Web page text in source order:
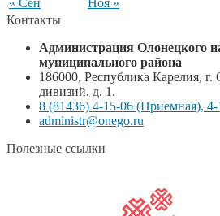
Контакты
Администрация Олонецкого
муниципального района
186000, Республика Карелия,
дивизий, д. 1.
8 (81436) 4-15-06 (Приемная),
administr@onego.ru
Полезные ссылки